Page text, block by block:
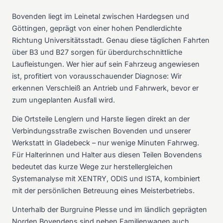
Bovenden liegt im Leinetal zwischen Hardegsen und
Göttingen, geprägt von einer hohen Pendlerdichte
Richtung Universitätsstadt. Genau diese täglichen Fahrten
über B3 und B27 sorgen für überdurchschnittliche
Laufleistungen. Wer hier auf sein Fahrzeug angewiesen
ist, profitiert von vorausschauender Diagnose: Wir
erkennen Verschleiß an Antrieb und Fahrwerk, bevor er
zum ungeplanten Ausfall wird.
Die Ortsteile Lenglern und Harste liegen direkt an der
Verbindungsstraße zwischen Bovenden und unserer
Werkstatt in Gladebeck – nur wenige Minuten Fahrweg.
Für Halterinnen und Halter aus diesen Teilen Bovendens
bedeutet das kurze Wege zur herstellergleichen
Systemanalyse mit XENTRY, ODIS und ISTA, kombiniert
mit der persönlichen Betreuung eines Meisterbetriebs.
Unterhalb der Burgruine Plesse und im ländlich geprägten